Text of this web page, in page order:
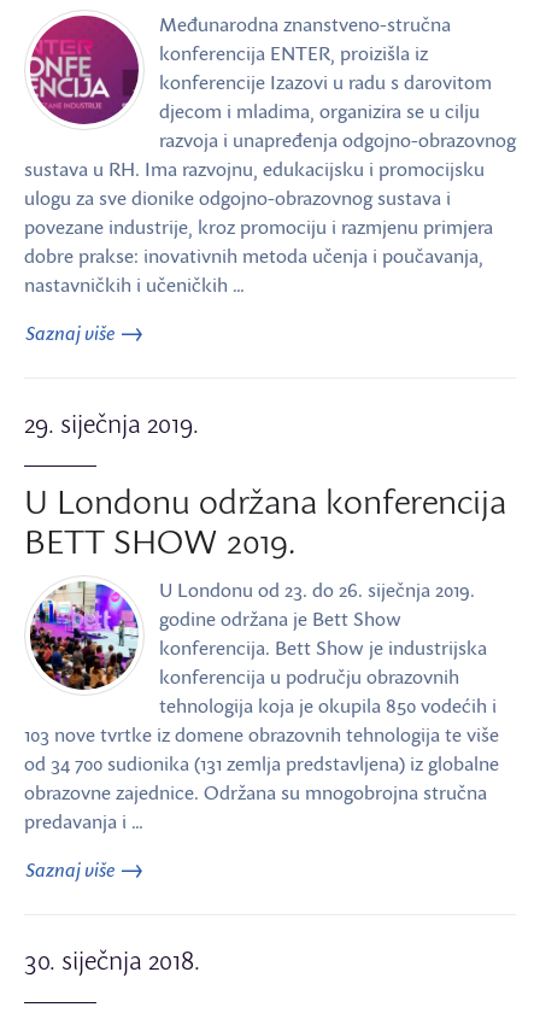
Međunarodna znanstveno-stručna
konferencija ENTER, proizišla iz
konferencije Izazovi u radu s darovitom
djecom i mladima, organizira se u cilju
razvoja i unapređenja odgojno-obrazovnog
sustava u RH. Ima razvojnu, edukacijsku i promocijsku
ulogu za sve dionike odgojno-obrazovnog sustava i
povezane industrije, kroz promociju i razmjenu primjera
dobre prakse: inovativnih metoda učenja i poučavanja,
nastavničkih i učeničkih …
Saznaj više
29. siječnja 2019.
U Londonu održana konferencija
BETT SHOW 2019.
U Londonu od 23. do 26. siječnja 2019.
godine održana je Bett Show
konferencija. Bett Show je industrijska
konferencija u području obrazovnih
tehnologija koja je okupila 850 vodećih i
103 nove tvrtke iz domene obrazovnih tehnologija te više
od 34 700 sudionika (131 zemlja predstavljena) iz globalne
obrazovne zajednice. Održana su mnogobrojna stručna
predavanja i …
Saznaj više
30. siječnja 2018.